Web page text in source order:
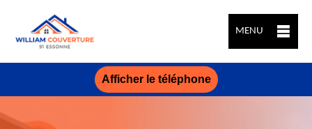
MENU
Afficher le téléphone